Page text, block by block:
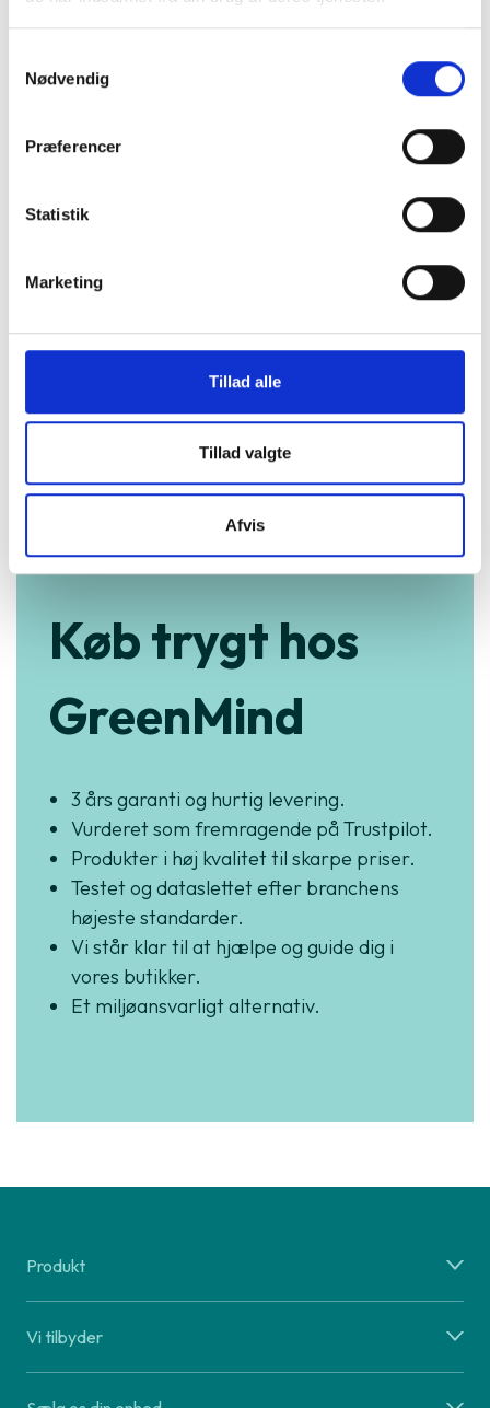
Nødvendig
Præferencer
Statistik
Marketing
Tillad alle
Tillad valgte
Afvis
skærmbeskyttelse IKKE
Pro/14/16e/17e
149 kr.
Køb trygt hos
GreenMind
3 års garanti og hurtig levering.
Vurderet som fremragende på Trustpilot.
Produkter i høj kvalitet til skarpe priser.
Testet og dataslettet efter branchens
højeste standarder.
Vi står klar til at hjælpe og guide dig i
vores butikker.
Et miljøansvarligt alternativ.
Produkt
Vi tilbyder